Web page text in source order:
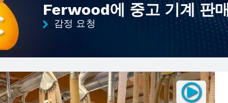
Ferwood에 중고 기계 판매
감정 요청